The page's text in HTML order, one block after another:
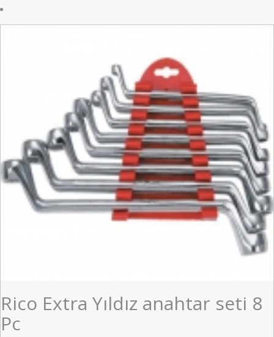
Rico Extra Yıldız anahtar seti 8
Pc